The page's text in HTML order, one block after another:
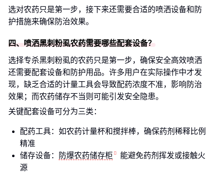
选对农药只是第一步，接下来还需要合适的喷洒设备和防
护措施来确保防治效果。
四、喷洒黑刺粉虱农药需要哪些配套设备？
选择专杀黑刺粉虱的农药只是第一步，确保安全高效喷洒
还需要配套设备和防护用品。许多用户在实际操作中才发
现，缺乏合适的计量工具会导致配药浓度不准，影响防治
效果；而农药储存不当则可能引发安全隐患。
关键配套设备可分为三类：
配药工具：如农药计量杯和搅拌棒，确保药剂稀释比例
精准
储存设备：
防爆农药储存柜
能避免药剂挥发或接触火
源